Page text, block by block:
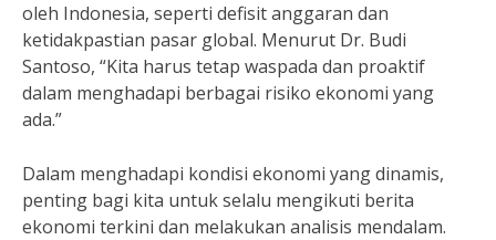
oleh Indonesia, seperti defisit anggaran dan
ketidakpastian pasar global. Menurut Dr. Budi
Santoso, “Kita harus tetap waspada dan proaktif
dalam menghadapi berbagai risiko ekonomi yang
ada.”
Dalam menghadapi kondisi ekonomi yang dinamis,
penting bagi kita untuk selalu mengikuti berita
ekonomi terkini dan melakukan analisis mendalam.